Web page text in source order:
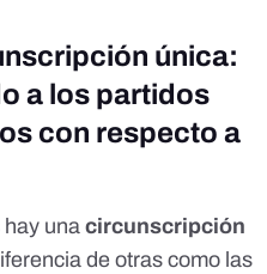
única:
a los partidos
con respecto a
una circunscripción
de otras como las